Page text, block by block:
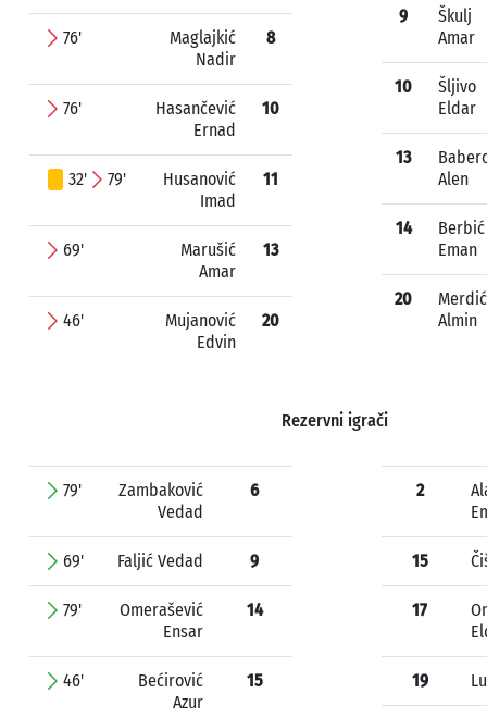
76'
Maglajkić
Nadir
8
76'
Hasančević
Ernad
10
32' 79'
Husanović
Imad
11
69'
Marušić
Amar
13
46'
Mujanović
Edvin
20
9
Škulj
Amar
10
Šljivo
Eldar
13
Alen
14
Berbić
Eman
20
Merdić
Almin
Rezervni igrači
79'
Zambaković
Vedad
6
69' Faljić Vedad 9
79'
Omerašević
Ensar
14
46'
Bećirović
Azur
15
2
15
17
19